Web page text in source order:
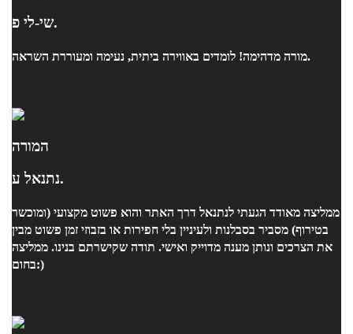
שי-לי פ.
מורה מדהימה! לומדים באווירה ביתית, נעימה ומעוררת השראה.
המורה
נתנאל ע.
ממליצה מאודד הגעתי לנתנאל דרך האתר והוא פשוט מקצועי (ומוכשר
בטירוף) מסביר בסבלנות ולעיניין בלי חפירות או בזבוזי זמן פשוט מבין
את הצרכים ונותן מענה מדוייק ואישי. תודה שקישרתם בנינו. ממליצה
בחום:)